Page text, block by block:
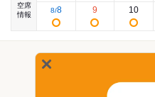
空席
情報
8/8 9 10